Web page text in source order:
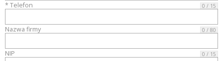
* Telefon 0 / 15
Nazwa firmy 0 / 80
NIP 0 / 15